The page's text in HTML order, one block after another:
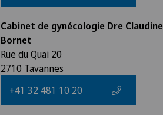
Cabinet de gynécologie Dre Claudine
Bornet
Rue du Quai 20
2710 Tavannes
+41 32 481 10 20